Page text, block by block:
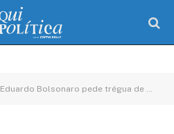
Eduardo Bolsonaro pede trégua de sanções contra parlamentares e ministros do STF